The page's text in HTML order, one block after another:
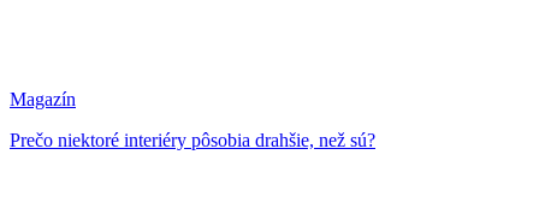
Magazín
Prečo niektoré interiéry pôsobia drahšie, než sú?